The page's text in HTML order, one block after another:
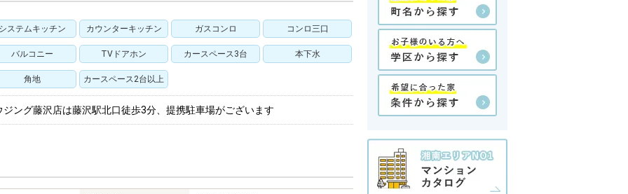
ステムキッチン カウンターキッチン ガスコンロ コンロ三口
バルコニー TVドアホン カースペース3台 本下水
角地 カースペース2台以上
ング藤沢店は藤沢駅北口徒歩3分、提携駐車場がございます